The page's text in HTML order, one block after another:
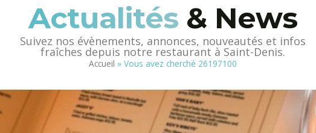
Actualités& News
Suivez nos évènements, annonces, nouveautés et infos
fraîches depuis notre restaurant à Saint-Denis.
Accueil » Vous avez cherché 26197100